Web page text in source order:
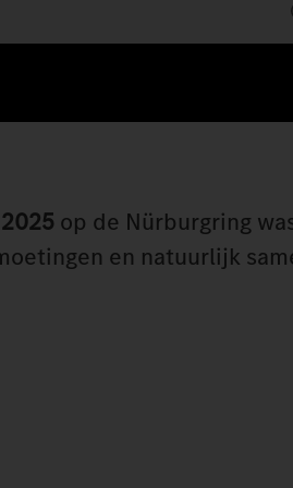
op de Nürburgring
en natuurlijk